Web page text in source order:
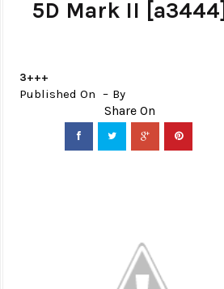
5D Mark II [a3444]
3+++
Published On By